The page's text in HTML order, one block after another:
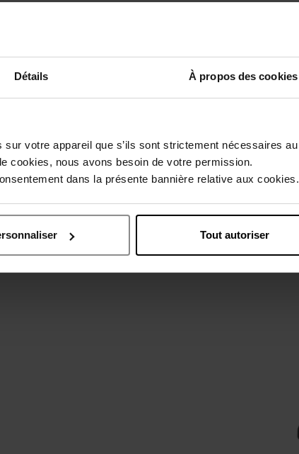
Détails À propos des cookies
votre appareil que s’ils sont strictement nécessaires au
cookies, nous avons besoin de votre permission.
dans la présente bannière relative aux cookies.
Tout autoriser
chose ?